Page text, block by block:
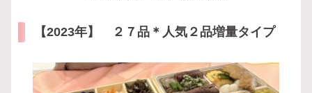
【2023年】 ２７品＊人気２品増量タイプ